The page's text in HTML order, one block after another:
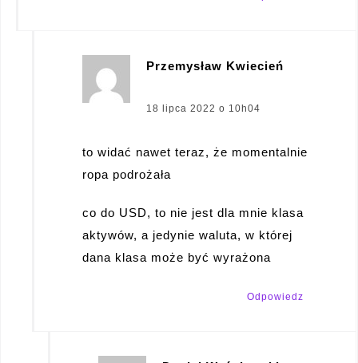
Przemysław Kwiecień
pisze:
18 lipca 2022 o 10h04
to widać nawet teraz, że momentalnie
ropa podrożała
co do USD, to nie jest dla mnie klasa
aktywów, a jedynie waluta, w której
dana klasa może być wyrażona
Odpowiedz